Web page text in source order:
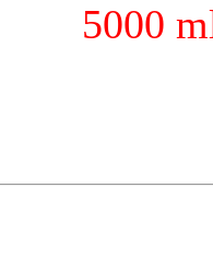
5000